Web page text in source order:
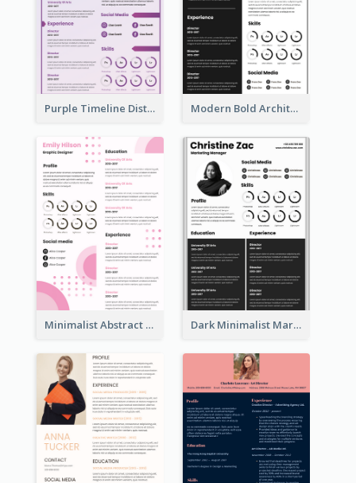
Purple Timeline Distinguished Resume Modern Bold Architect Resume
Minimalist Abstract Pink Resume Dark Minimalist Marketing Manager Resume